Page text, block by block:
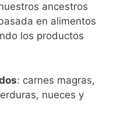
ancestros
en alimentos
los productos
: carnes magras,
nueces y